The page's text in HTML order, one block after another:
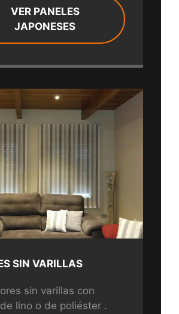
VER PANELES
JAPONESES
SIN VARILLAS
sin varillas con
lino o de poliéster .